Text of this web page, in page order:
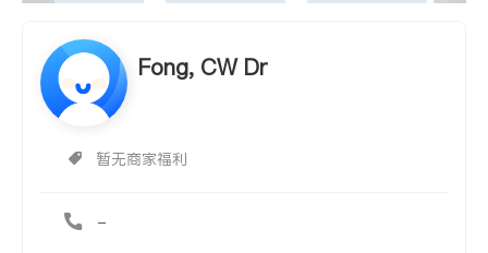
Fong, CW Dr
暂无商家福利
-